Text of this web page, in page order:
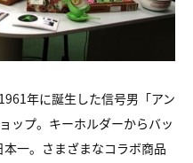
年に誕生した信号男「アン
ップ。キーホルダーからバッ
一。さまざまなコラボ商品